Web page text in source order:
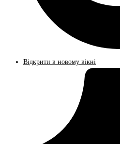
Відкрити в новому вікні